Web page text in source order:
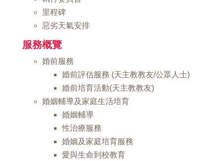
里程碑
惡劣天氣安排
服務概覽
婚前服務
婚前評估服務 (天主教教友/公眾人士)
婚前培育活動(天主教教友)
婚姻輔導及家庭生活培育
婚姻輔導
性治療服務
婚姻及家庭培育服務
愛與生命到校教育